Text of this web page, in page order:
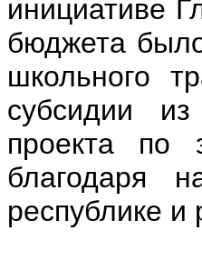
инициативе
бюджета
школьного
субсидии
проекта по
благодаря
республике и